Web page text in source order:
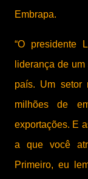
Embrapa.
“O presidente
liderança de
país. Um setor
milhões de
exportações. E
a que você
Primeiro, eu